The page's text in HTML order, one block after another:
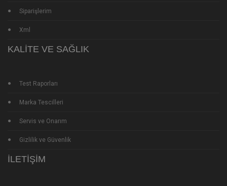
Siparişlerim
Xml
KALITE VE SAĞLIK
Test Raporları
Marka Tescilleri
Servis ve Onarım
Gizlilik ve Güvenlik
İLETIŞIM